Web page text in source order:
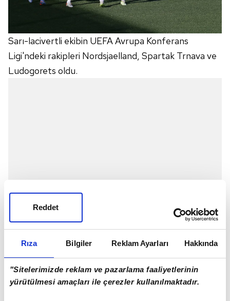
Rıza Bilgiler Reklam Ayarları Hakkında
"Sitelerimizde reklam ve pazarlama faaliyetlerinin
yürütülmesi amaçları ile çerezler kullanılmaktadır.
Reddet
Sarı-lacivertli ekibin UEFA Avrupa Konferans
Ligi'ndeki rakipleri Nordsjaelland, Spartak Trnava ve
Ludogorets oldu.